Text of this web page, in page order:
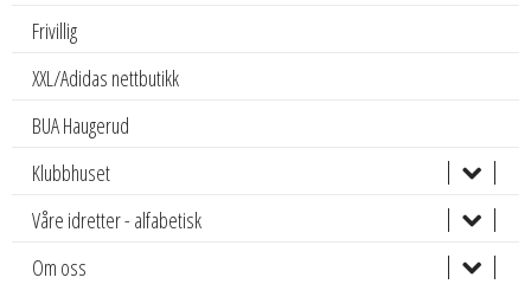
Frivillig
XXL/Adidas nettbutikk
BUA Haugerud
Klubbhuset
Våre idretter - alfabetisk
Om oss